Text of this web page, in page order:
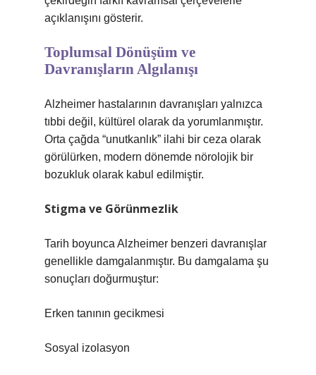
açıklanışını gösterir.
Toplumsal Dönüşüm ve
Davranışların Algılanışı
Alzheimer hastalarının davranışları yalnızca
tıbbi değil, kültürel olarak da yorumlanmıştır.
Orta çağda “unutkanlık” ilahi bir ceza olarak
görülürken, modern dönemde nörolojik bir
bozukluk olarak kabul edilmiştir.
Stigma ve Görünmezlik
Tarih boyunca Alzheimer benzeri davranışlar
genellikle damgalanmıştır. Bu damgalama şu
sonuçları doğurmuştur:
Erken tanının gecikmesi
Sosyal izolasyon